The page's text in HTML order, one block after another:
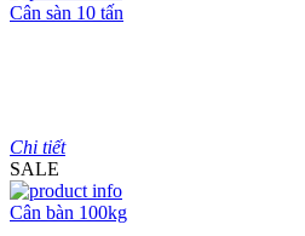
Cân sàn 10 tấn
Chi tiết
SALE
Cân bàn 100kg